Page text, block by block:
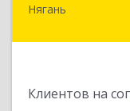
Нягань
Клиентов на
628186,